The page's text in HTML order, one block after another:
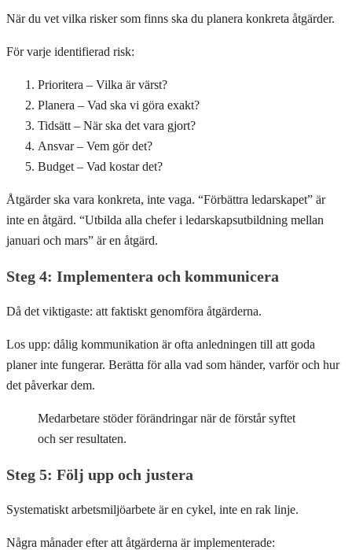
När du vet vilka risker som finns ska du planera konkreta åtgärder.
För varje identifierad risk:
Prioritera – Vilka är värst?
Planera – Vad ska vi göra exakt?
Tidsätt – När ska det vara gjort?
Ansvar – Vem gör det?
Budget – Vad kostar det?
Åtgärder ska vara konkreta, inte vaga. “Förbättra ledarskapet” är
inte en åtgärd. “Utbilda alla chefer i ledarskapsutbildning mellan
januari och mars” är en åtgärd.
Steg 4: Implementera och kommunicera
Då det viktigaste: att faktiskt genomföra åtgärderna.
Los upp: dålig kommunikation är ofta anledningen till att goda
planer inte fungerar. Berätta för alla vad som händer, varför och hur
det påverkar dem.
Medarbetare stöder förändringar när de förstår syftet
och ser resultaten.
Steg 5: Följ upp och justera
Systematiskt arbetsmiljöarbete är en cykel, inte en rak linje.
Några månader efter att åtgärderna är implementerade: